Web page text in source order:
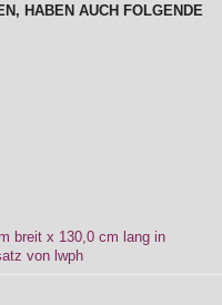
HABEN AUCH FOLGENDE
breit x 130,0 cm lang in
von lwph